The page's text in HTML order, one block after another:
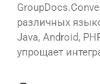
различных
Java, Android,
упрощает